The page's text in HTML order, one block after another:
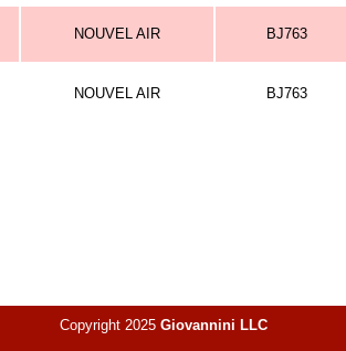
NOUVEL AIR BJ763
NOUVEL AIR BJ763
Copyright 2025 Giovannini LLC